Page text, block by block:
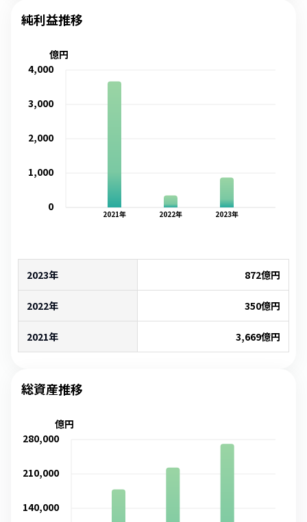
純利益推移
2021年 2022年 2023年
0
1,000
2,000
3,000
4,000
億円
2023年 872億円
2022年 350億円
2021年 3,669億円
総資産推移
140,000
210,000
280,000
億円